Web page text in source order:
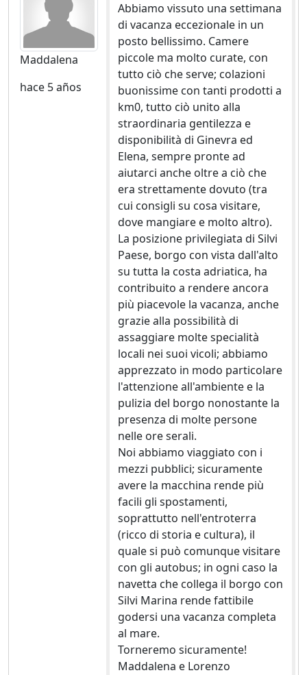
Maddalena
hace 5 años
Abbiamo vissuto una settimana
di vacanza eccezionale in un
posto bellissimo. Camere
piccole ma molto curate, con
tutto ciò che serve; colazioni
buonissime con tanti prodotti a
km0, tutto ciò unito alla
straordinaria gentilezza e
disponibilità di Ginevra ed
Elena, sempre pronte ad
aiutarci anche oltre a ciò che
era strettamente dovuto (tra
cui consigli su cosa visitare,
dove mangiare e molto altro).
La posizione privilegiata di Silvi
Paese, borgo con vista dall'alto
su tutta la costa adriatica, ha
contribuito a rendere ancora
più piacevole la vacanza, anche
grazie alla possibilità di
assaggiare molte specialità
locali nei suoi vicoli; abbiamo
apprezzato in modo particolare
l'attenzione all'ambiente e la
pulizia del borgo nonostante la
presenza di molte persone
nelle ore serali.
Noi abbiamo viaggiato con i
mezzi pubblici; sicuramente
avere la macchina rende più
facili gli spostamenti,
soprattutto nell'entroterra
(ricco di storia e cultura), il
quale si può comunque visitare
con gli autobus; in ogni caso la
navetta che collega il borgo con
Silvi Marina rende fattibile
godersi una vacanza completa
al mare.
Torneremo sicuramente!
Maddalena e Lorenzo